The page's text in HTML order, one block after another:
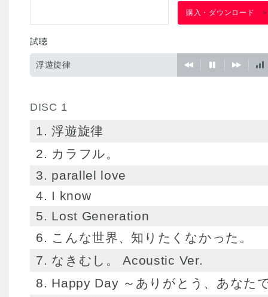
購入・ダウンロード >
試聴
浮遊旋律
DISC 1
1. 浮遊旋律
2. カラフル。
3. parallel love
4. I know
5. Lost Generation
6. こんな世界、知りたくなかった。
7. なきむし。 Acoustic Ver.
8. Happy Day ～ありがとう、あなた